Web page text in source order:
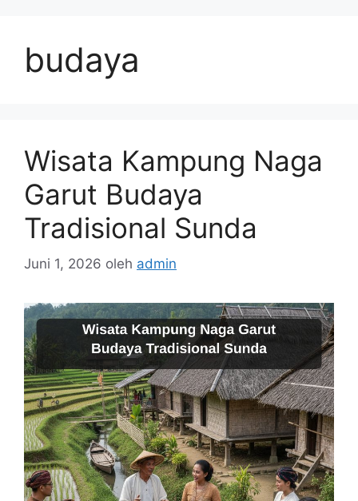
budaya
Wisata Kampung Naga
Garut Budaya
Tradisional Sunda
Juni 1, 2026 oleh admin